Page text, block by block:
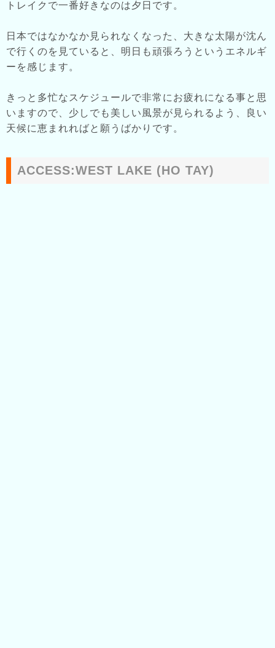
トレイクで一番好きなのは夕日です。
日本ではなかなか見られなくなった、大きな太陽が沈ん
で行くのを見ていると、明日も頑張ろうというエネルギ
ーを感じます。
きっと多忙なスケジュールで非常にお疲れになる事と思
いますので、少しでも美しい風景が見られるよう、良い
天候に恵まれればと願うばかりです。
ACCESS:WEST LAKE (HO TAY)